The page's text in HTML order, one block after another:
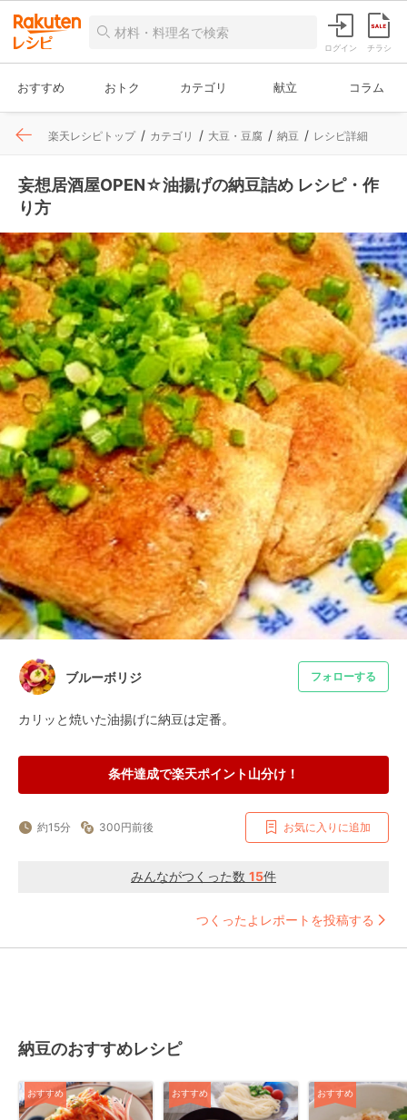
ログイン チラシ
おすすめ おトク カテゴリ 献立 コラム
楽天レシピトップ カテゴリ 大豆・豆腐 納豆 レシピ詳細
妄想居酒屋OPEN☆油揚げの納豆詰め レシピ・作
り方
ブルーボリジ フォローする
カリッと焼いた油揚げに納豆は定番。
条件達成で楽天ポイント山分け！
約15分 300円前後 お気に入りに追加
みんながつくった数 15件
つくったよレポートを投稿する
納豆のおすすめレシピ
おすすめ おすすめ おすすめ